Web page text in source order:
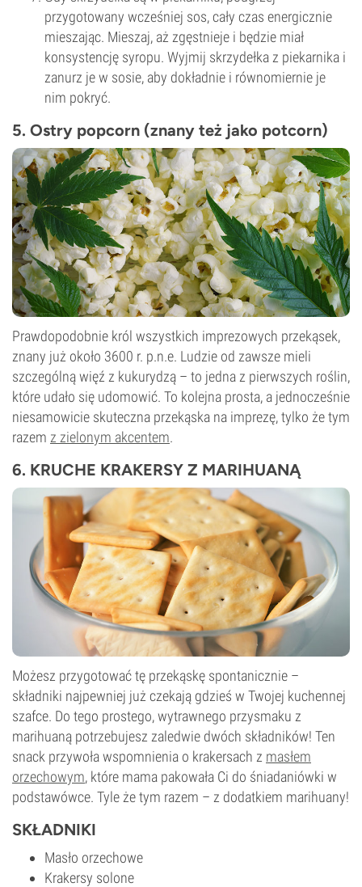
przygotowany wcześniej sos, cały czas energicznie
mieszając. Mieszaj, aż zgęstnieje i będzie miał
konsystencję syropu. Wyjmij skrzydełka z piekarnika i
zanurz je w sosie, aby dokładnie i równomiernie je
nim pokryć.
5. Ostry popcorn (znany też jako potcorn)
Prawdopodobnie król wszystkich imprezowych przekąsek,
znany już około 3600 r. p.n.e. Ludzie od zawsze mieli
szczególną więź z kukurydzą – to jedna z pierwszych roślin,
które udało się udomowić. To kolejna prosta, a jednocześnie
niesamowicie skuteczna przekąska na imprezę, tylko że tym
razem z zielonym akcentem.
6. KRUCHE KRAKERSY Z MARIHUANĄ
Możesz przygotować tę przekąskę spontanicznie –
składniki najpewniej już czekają gdzieś w Twojej kuchennej
szafce. Do tego prostego, wytrawnego przysmaku z
marihuaną potrzebujesz zaledwie dwóch składników! Ten
snack przywoła wspomnienia o krakersach z masłem
orzechowym, które mama pakowała Ci do śniadaniówki w
podstawówce. Tyle że tym razem – z dodatkiem marihuany!
SKŁADNIKI
Masło orzechowe
Krakersy solone